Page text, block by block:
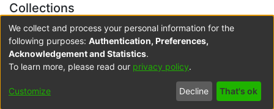
Collections
Sistemas de Información, Bibliotecología y Archivística
Full item page
Cookie
End User
Agreement
Send
Feedback
We collect and process your personal information for the
following purposes: Authentication, Preferences,
Acknowledgement and Statistics.
To learn more, please read our privacy policy.
Customize Decline That's ok